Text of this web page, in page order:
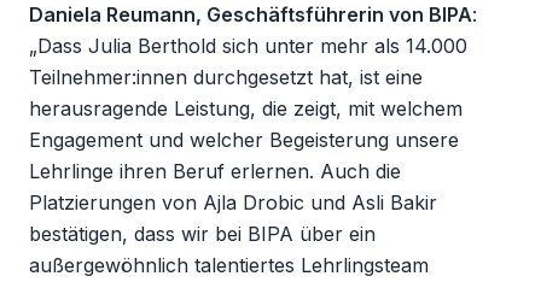
Daniela Reumann, Geschäftsführerin von BIPA:
„Dass Julia Berthold sich unter mehr als 14.000
Teilnehmer:innen durchgesetzt hat, ist eine
herausragende Leistung, die zeigt, mit welchem
Engagement und welcher Begeisterung unsere
Lehrlinge ihren Beruf erlernen. Auch die
Platzierungen von Ajla Drobic und Asli Bakir
bestätigen, dass wir bei BIPA über ein
außergewöhnlich talentiertes Lehrlingsteam